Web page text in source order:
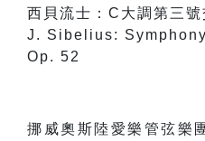
西貝流士：C大調第三號
J. Sibelius:
Op. 52
挪威奧斯陸愛樂管弦樂